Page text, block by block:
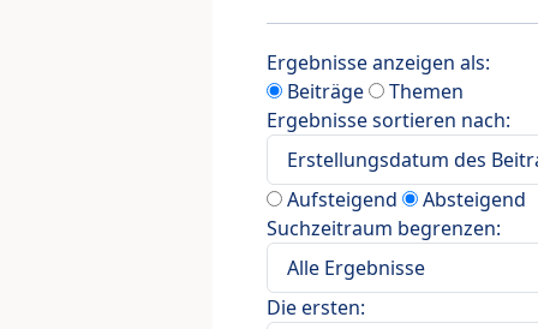
Ergebnisse anzeigen als:
Beiträge
Themen
Ergebnisse sortieren nach:
Aufsteigend
Absteigend
Suchzeitraum begrenzen:
Die ersten: